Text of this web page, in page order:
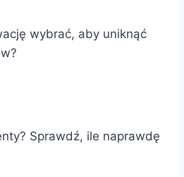
wybrać, aby uniknąć
Sprawdź, ile naprawdę